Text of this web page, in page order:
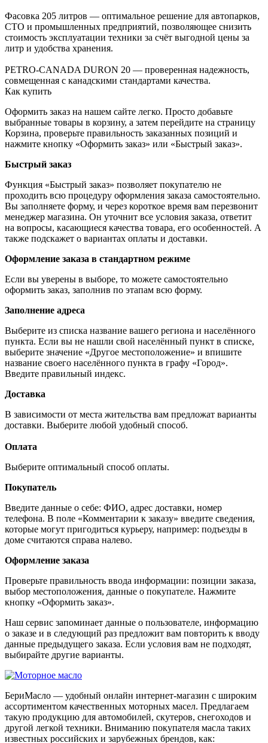
Фасовка 205 литров — оптимальное решение для автопарков,
СТО и промышленных предприятий, позволяющее снизить
стоимость эксплуатации техники за счёт выгодной цены за
литр и удобства хранения.
PETRO-CANADA DURON 20 — проверенная надежность,
совмещенная с канадскими стандартами качества.
Как купить
Оформить заказ на нашем сайте легко. Просто добавьте
выбранные товары в корзину, а затем перейдите на страницу
Корзина, проверьте правильность заказанных позиций и
нажмите кнопку «Оформить заказ» или «Быстрый заказ».
Быстрый заказ
Функция «Быстрый заказ» позволяет покупателю не
проходить всю процедуру оформления заказа самостоятельно.
Вы заполняете форму, и через короткое время вам перезвонит
менеджер магазина. Он уточнит все условия заказа, ответит
на вопросы, касающиеся качества товара, его особенностей. А
также подскажет о вариантах оплаты и доставки.
Оформление заказа в стандартном режиме
Если вы уверены в выборе, то можете самостоятельно
оформить заказ, заполнив по этапам всю форму.
Заполнение адреса
Выберите из списка название вашего региона и населённого
пункта. Если вы не нашли свой населённый пункт в списке,
выберите значение «Другое местоположение» и впишите
название своего населённого пункта в графу «Город».
Введите правильный индекс.
Доставка
В зависимости от места жительства вам предложат варианты
доставки. Выберите любой удобный способ.
Оплата
Выберите оптимальный способ оплаты.
Покупатель
Введите данные о себе: ФИО, адрес доставки, номер
телефона. В поле «Комментарии к заказу» введите сведения,
которые могут пригодиться курьеру, например: подъезды в
доме считаются справа налево.
Оформление заказа
Проверьте правильность ввода информации: позиции заказа,
выбор местоположения, данные о покупателе. Нажмите
кнопку «Оформить заказ».
Наш сервис запоминает данные о пользователе, информацию
о заказе и в следующий раз предложит вам повторить к вводу
данные предыдущего заказа. Если условия вам не подходят,
выбирайте другие варианты.
БериМасло — удобный онлайн интернет-магазин с широким
ассортиментом качественных моторных масел. Предлагаем
такую продукцию для автомобилей, скутеров, снегоходов и
другой легкой техники. Вниманию покупателя масла таких
известных российских и зарубежных брендов, как: